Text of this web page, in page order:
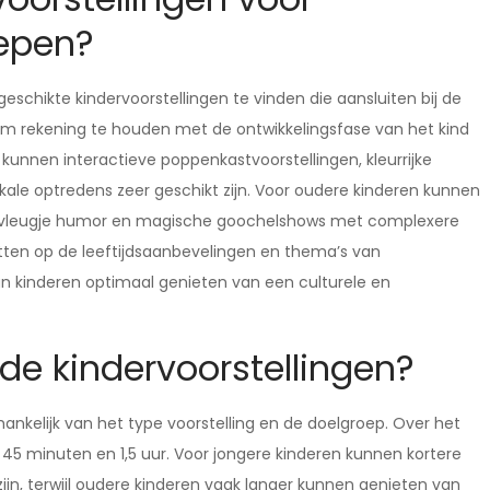
kindervoorstellingen te vinden die aansluiten bij de
rekening te houden met de ontwikkelingsfase van het kind
interactieve poppenkastvoorstellingen, kleurrijke
optredens zeer geschikt zijn. Voor oudere kinderen kunnen
humor en magische goochelshows met complexere
op de leeftijdsaanbevelingen en thema’s van
kinderen optimaal genieten van een culturele en
kindervoorstellingen?
van het type voorstelling en de doelgroep. Over het
minuten en 1,5 uur. Voor jongere kinderen kunnen kortere
terwijl oudere kinderen vaak langer kunnen genieten van